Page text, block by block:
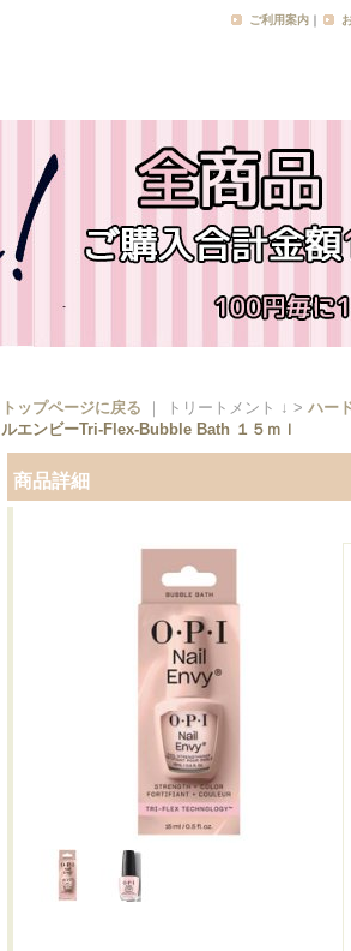
ご利用案内 ｜
トップページに戻る ｜ トリートメント ↓ > ハー
ルエンビーTri-Flex-Bubble Bath １５ｍｌ
商品詳細